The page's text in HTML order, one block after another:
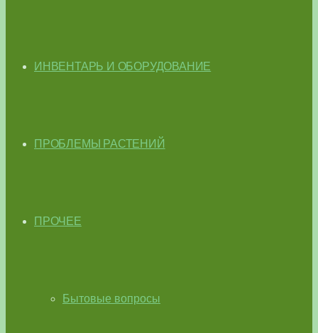
ИНВЕНТАРЬ И ОБОРУДОВАНИЕ
ПРОБЛЕМЫ РАСТЕНИЙ
ПРОЧЕЕ
Бытовые вопросы